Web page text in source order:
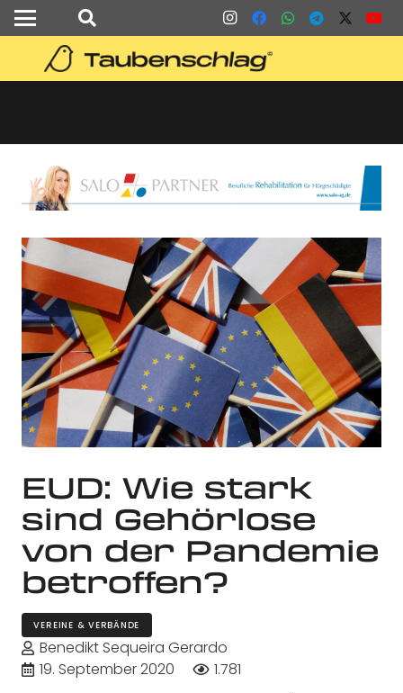
EUD: Wie stark
sind Gehörlose
von der Pandemie
betroffen?
VEREINE & VERBÄNDE
Benedikt Sequeira Gerardo
19. September 2020
1.781